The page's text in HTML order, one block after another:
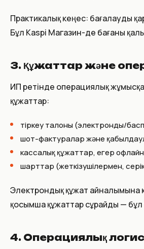
Практикалық кеңес: бағалауды
Бұл Kaspi Магазин-де бағаны
3. Құжаттар және
ИП ретінде операциялық
құжаттар:
тіркеу талоны (электронды/
шот-фактуралар және
кассалық құжаттар, егер
шарттар (жеткізушілермен,
Электрондық құжат айналымына
қосымша құжаттар сұрайды —
4. Операциялық